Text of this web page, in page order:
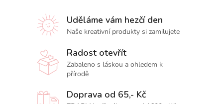
Uděláme vám hezčí den
Naše kreativní produkty si zamilujete
Radost otevřít
Zabaleno s láskou a ohledem k
přírodě
Doprava od 65,- Kč